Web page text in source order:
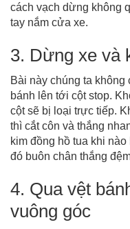
cách vạch dừng không
tay nắm cửa xe.
3. Dừng xe và
Bài này chúng ta
bánh lên tới cột stop.
cột sẽ bị loại trực tiếp.
thì cắt côn và thắng
kim đồng hồ tua khi
đó buôn chân thắng
4. Qua vệt
vuông góc